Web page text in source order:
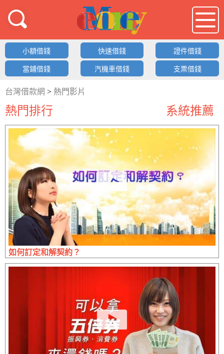
借錢LOGO
小額借錢 快速借錢 證件借錢
當鋪借錢 汽機車借錢 支票借錢
台灣借款網 > 熱門影片
熱門排行 系統推薦
如何訂定和解契約？